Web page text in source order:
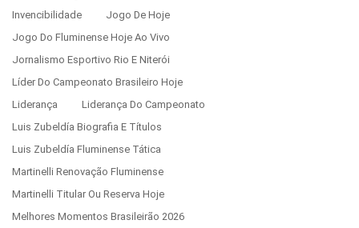
Invencibilidade
Jogo De Hoje
Jogo Do Fluminense Hoje Ao Vivo
Jornalismo Esportivo Rio E Niterói
Líder Do Campeonato Brasileiro Hoje
Liderança
Liderança Do Campeonato
Luis Zubeldía Biografia E Títulos
Luis Zubeldía Fluminense Tática
Martinelli Renovação Fluminense
Martinelli Titular Ou Reserva Hoje
Melhores Momentos Brasileirão 2026